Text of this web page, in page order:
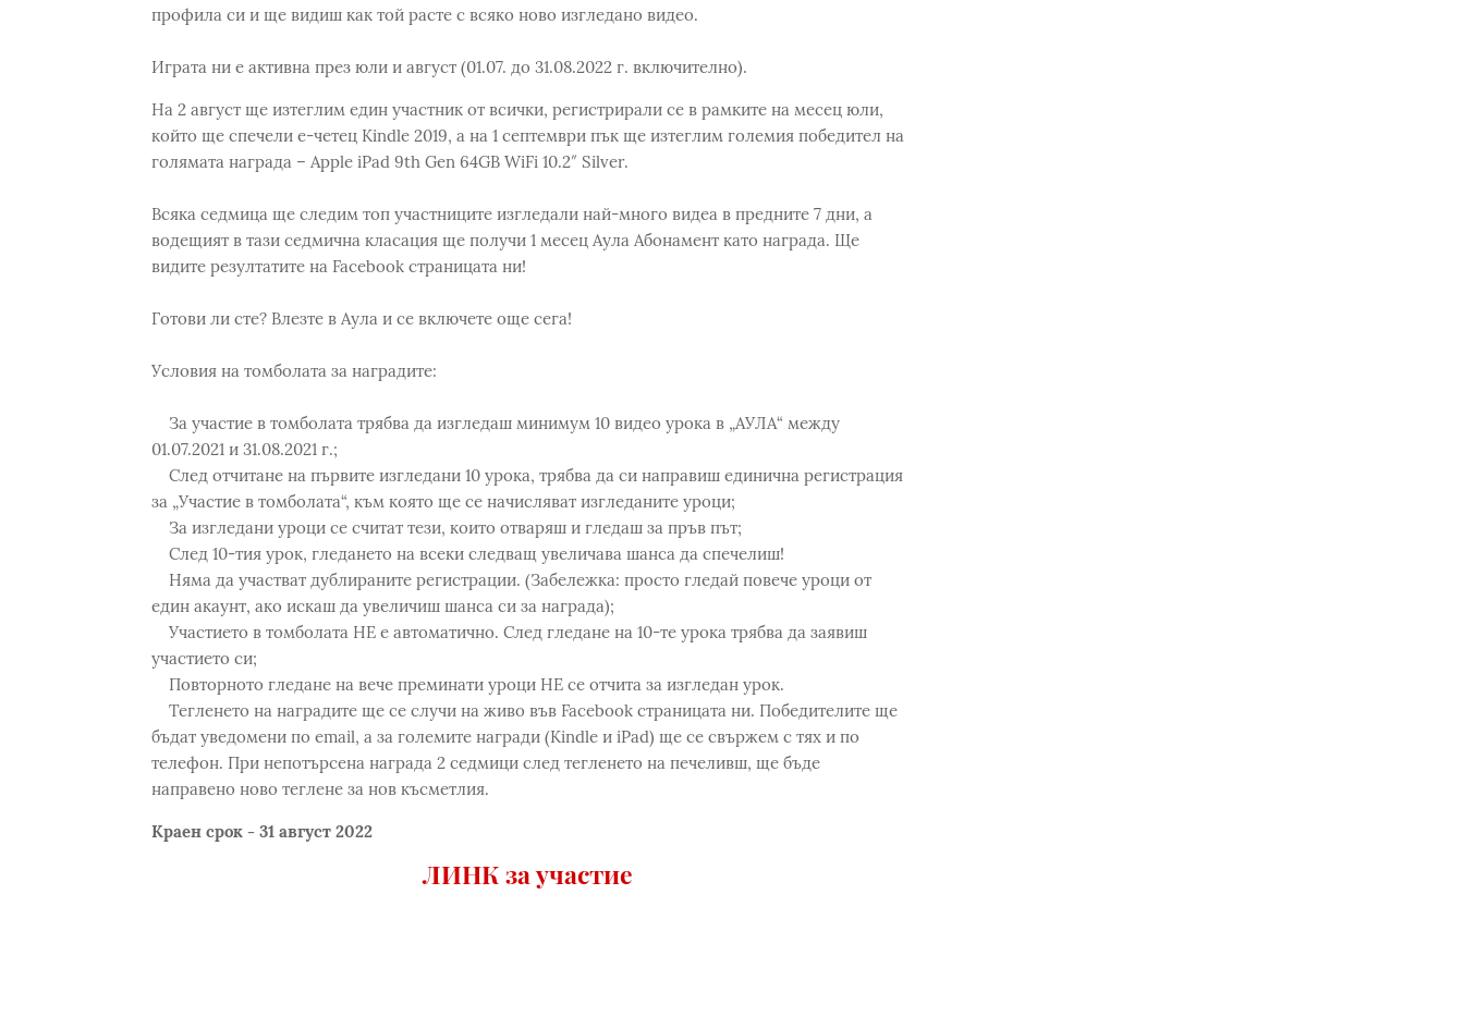
профила си и ще видиш как той расте с всяко ново изгледано видео.
Играта ни е активна през юли и август (01.07. до 31.08.2022 г. включително).
На 2 август ще изтеглим един участник от всички, регистрирали се в рамките на месец юли,
който ще спечели е-четец Kindle 2019, а на 1 септември пък ще изтеглим големия победител на
голямата награда – Apple iPad 9th Gen 64GB WiFi 10.2″ Silver.
Всяка седмица ще следим топ участниците изгледали най-много видеа в предните 7 дни, а
водещият в тази седмична класация ще получи 1 месец Аула Абонамент като награда. Ще
видите резултатите на Facebook страницата ни!
Готови ли сте? Влезте в Аула и се включете още сега!
Условия на томболата за наградите:
За участие в томболата трябва да изгледаш минимум 10 видео урока в „АУЛА“ между
01.07.2021 и 31.08.2021 г.;
След отчитане на първите изгледани 10 урока, трябва да си направиш единична регистрация
за „Участие в томболата“, към която ще се начисляват изгледаните уроци;
За изгледани уроци се считат тези, които отваряш и гледаш за пръв път;
След 10-тия урок, гледането на всеки следващ увеличава шанса да спечелиш!
Няма да участват дублираните регистрации. (Забележка: просто гледай повече уроци от
един акаунт, ако искаш да увеличиш шанса си за награда);
Участието в томболата НЕ е автоматично. След гледане на 10-те урока трябва да заявиш
участието си;
Повторното гледане на вече преминати уроци НЕ се отчита за изгледан урок.
Тегленето на наградите ще се случи на живо във Facebook страницата ни. Победителите ще
бъдат уведомени по email, а за големите награди (Kindle и iPad) ще се свържем с тях и по
телефон. При непотърсена награда 2 седмици след тегленето на печеливш, ще бъде
направено ново теглене за нов късметлия.
Краен срок - 31 август 2022
ЛИНК за участие